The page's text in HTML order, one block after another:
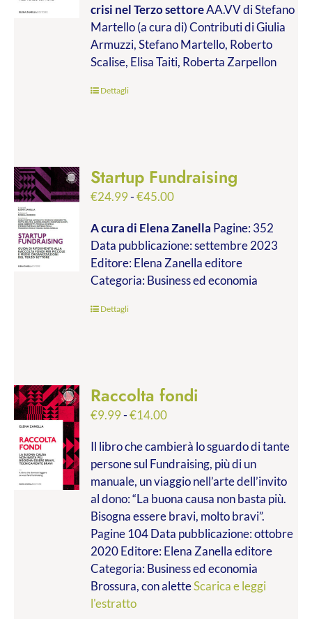
€9.99
a
€19.00
crisi nel Terzo settoreAA.VV di Stefano
Martello (a cura di) Contributi di Giulia
Armuzzi, Stefano Martello, Roberto
Scalise, Elisa Taiti, Roberta Zarpellon
Dettagli
Startup Fundraising
€24.99-€45.00Fascia
prezzo:
da
€24.99
a
A cura di Elena Zanella Pagine: 352
Data pubblicazione: settembre 2023
Editore: Elena Zanella editore
Categoria: Business ed economia
Dettagli
Raccolta fondi
€9.99-€14.00Fascia
prezzo:
da
€9.99
a
€14.00
Il libro che cambierà lo sguardo di tante
persone sul Fundraising, più di un
manuale, un viaggio nell’arte dell’invito
al dono: “La buona causa non basta più.
Bisogna essere bravi, molto bravi”.
Pagine 104 Data pubblicazione: ottobre
2020 Editore: Elena Zanella editore
Categoria: Business ed economia
Brossura, con aletteScarica e leggi
l'estratto